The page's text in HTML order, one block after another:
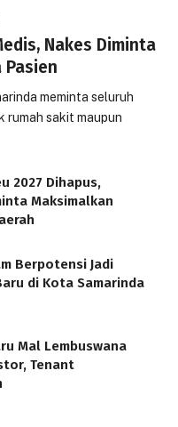
Nakes Diminta
Pasien
meminta seluruh
rumah sakit maupun
2027 Dihapus,
Maksimalkan
Berpotensi Jadi
di Kota Samarinda
Mal Lembuswana
Tenant